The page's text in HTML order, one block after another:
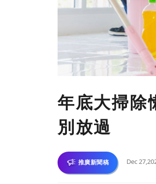
年底大掃
別放過
推廣新聞稿 Dec